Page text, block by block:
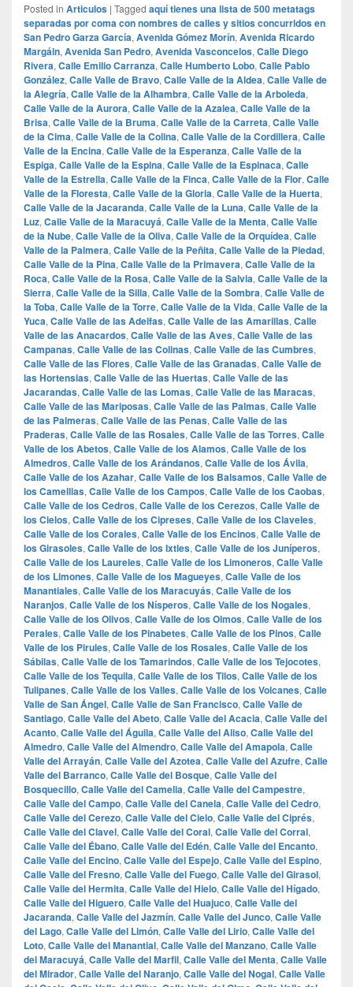
Posted in Articulos | Tagged aquí tienes una lista de 500 metatags
separadas por coma con nombres de calles y sitios concurridos en
San Pedro Garza García, Avenida Gómez Morín, Avenida Ricardo
Margáin, Avenida San Pedro, Avenida Vasconcelos, Calle Diego
Rivera, Calle Emilio Carranza, Calle Humberto Lobo, Calle Pablo
González, Calle Valle de Bravo, Calle Valle de la Aldea, Calle Valle de
la Alegría, Calle Valle de la Alhambra, Calle Valle de la Arboleda,
Calle Valle de la Aurora, Calle Valle de la Azalea, Calle Valle de la
Brisa, Calle Valle de la Bruma, Calle Valle de la Carreta, Calle Valle
de la Cima, Calle Valle de la Colina, Calle Valle de la Cordillera, Calle
Valle de la Encina, Calle Valle de la Esperanza, Calle Valle de la
Espiga, Calle Valle de la Espina, Calle Valle de la Espinaca, Calle
Valle de la Estrella, Calle Valle de la Finca, Calle Valle de la Flor, Calle
Valle de la Floresta, Calle Valle de la Gloria, Calle Valle de la Huerta,
Calle Valle de la Jacaranda, Calle Valle de la Luna, Calle Valle de la
Luz, Calle Valle de la Maracuyá, Calle Valle de la Menta, Calle Valle
de la Nube, Calle Valle de la Oliva, Calle Valle de la Orquídea, Calle
Valle de la Palmera, Calle Valle de la Peñita, Calle Valle de la Piedad,
Calle Valle de la Pina, Calle Valle de la Primavera, Calle Valle de la
Roca, Calle Valle de la Rosa, Calle Valle de la Salvia, Calle Valle de la
Sierra, Calle Valle de la Silla, Calle Valle de la Sombra, Calle Valle de
la Toba, Calle Valle de la Torre, Calle Valle de la Vida, Calle Valle de la
Yuca, Calle Valle de las Adelfas, Calle Valle de las Amarillas, Calle
Valle de las Anacardos, Calle Valle de las Aves, Calle Valle de las
Campanas, Calle Valle de las Colinas, Calle Valle de las Cumbres,
Calle Valle de las Flores, Calle Valle de las Granadas, Calle Valle de
las Hortensias, Calle Valle de las Huertas, Calle Valle de las
Jacarandas, Calle Valle de las Lomas, Calle Valle de las Maracas,
Calle Valle de las Mariposas, Calle Valle de las Palmas, Calle Valle
de las Palmeras, Calle Valle de las Penas, Calle Valle de las
Praderas, Calle Valle de las Rosales, Calle Valle de las Torres, Calle
Valle de los Abetos, Calle Valle de los Alamos, Calle Valle de los
Almedros, Calle Valle de los Arándanos, Calle Valle de los Ávila,
Calle Valle de los Azahar, Calle Valle de los Balsamos, Calle Valle de
los Camellias, Calle Valle de los Campos, Calle Valle de los Caobas,
Calle Valle de los Cedros, Calle Valle de los Cerezos, Calle Valle de
los Cielos, Calle Valle de los Cipreses, Calle Valle de los Claveles,
Calle Valle de los Corales, Calle Valle de los Encinos, Calle Valle de
los Girasoles, Calle Valle de los Ixtles, Calle Valle de los Juníperos,
Calle Valle de los Laureles, Calle Valle de los Limoneros, Calle Valle
de los Limones, Calle Valle de los Magueyes, Calle Valle de los
Manantiales, Calle Valle de los Maracuyás, Calle Valle de los
Naranjos, Calle Valle de los Nísperos, Calle Valle de los Nogales,
Calle Valle de los Olivos, Calle Valle de los Olmos, Calle Valle de los
Perales, Calle Valle de los Pinabetes, Calle Valle de los Pinos, Calle
Valle de los Pirules, Calle Valle de los Rosales, Calle Valle de los
Sábilas, Calle Valle de los Tamarindos, Calle Valle de los Tejocotes,
Calle Valle de los Tequila, Calle Valle de los Tilos, Calle Valle de los
Tulipanes, Calle Valle de los Valles, Calle Valle de los Volcanes, Calle
Valle de San Ángel, Calle Valle de San Francisco, Calle Valle de
Santiago, Calle Valle del Abeto, Calle Valle del Acacia, Calle Valle del
Acanto, Calle Valle del Águila, Calle Valle del Aliso, Calle Valle del
Almedro, Calle Valle del Almendro, Calle Valle del Amapola, Calle
Valle del Arrayán, Calle Valle del Azotea, Calle Valle del Azufre, Calle
Valle del Barranco, Calle Valle del Bosque, Calle Valle del
Bosquecillo, Calle Valle del Camelia, Calle Valle del Campestre,
Calle Valle del Campo, Calle Valle del Canela, Calle Valle del Cedro,
Calle Valle del Cerezo, Calle Valle del Cielo, Calle Valle del Ciprés,
Calle Valle del Clavel, Calle Valle del Coral, Calle Valle del Corral,
Calle Valle del Ébano, Calle Valle del Edén, Calle Valle del Encanto,
Calle Valle del Encino, Calle Valle del Espejo, Calle Valle del Espino,
Calle Valle del Fresno, Calle Valle del Fuego, Calle Valle del Girasol,
Calle Valle del Hermita, Calle Valle del Hielo, Calle Valle del Hígado,
Calle Valle del Higuero, Calle Valle del Huajuco, Calle Valle del
Jacaranda, Calle Valle del Jazmín, Calle Valle del Junco, Calle Valle
del Lago, Calle Valle del Limón, Calle Valle del Lirio, Calle Valle del
Loto, Calle Valle del Manantial, Calle Valle del Manzano, Calle Valle
del Maracuyá, Calle Valle del Marfil, Calle Valle del Menta, Calle Valle
del Mirador, Calle Valle del Naranjo, Calle Valle del Nogal, Calle Valle